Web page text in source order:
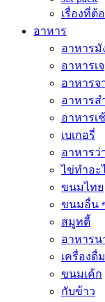
เรื่องที่ต้
อาหาร
อาหารมั
อาหารเจ
อาหารจ
อาหารส
อาหารเ
เบเกอรี่
อาหารว่
ไข่ทำอะ
ขนมไทย
ขนมอื่น
สมูทตี้
อาหาร
เครื่องดื่ม
ขนมเค้ก
กับข้าว